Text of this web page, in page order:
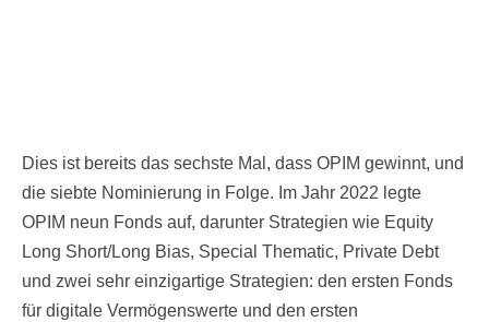
Dies ist bereits das sechste Mal, dass OPIM gewinnt, und
die siebte Nominierung in Folge. Im Jahr 2022 legte
OPIM neun Fonds auf, darunter Strategien wie Equity
Long Short/Long Bias, Special Thematic, Private Debt
und zwei sehr einzigartige Strategien: den ersten Fonds
für digitale Vermögenswerte und den ersten